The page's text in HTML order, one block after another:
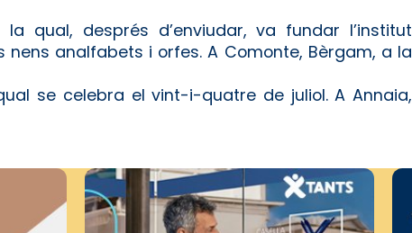
la qual, després d’enviudar, va fundar l’institut
analfabets i orfes. A Comonte, Bèrgam, a la
se celebra el vint-i-quatre de juliol. A Annaia,